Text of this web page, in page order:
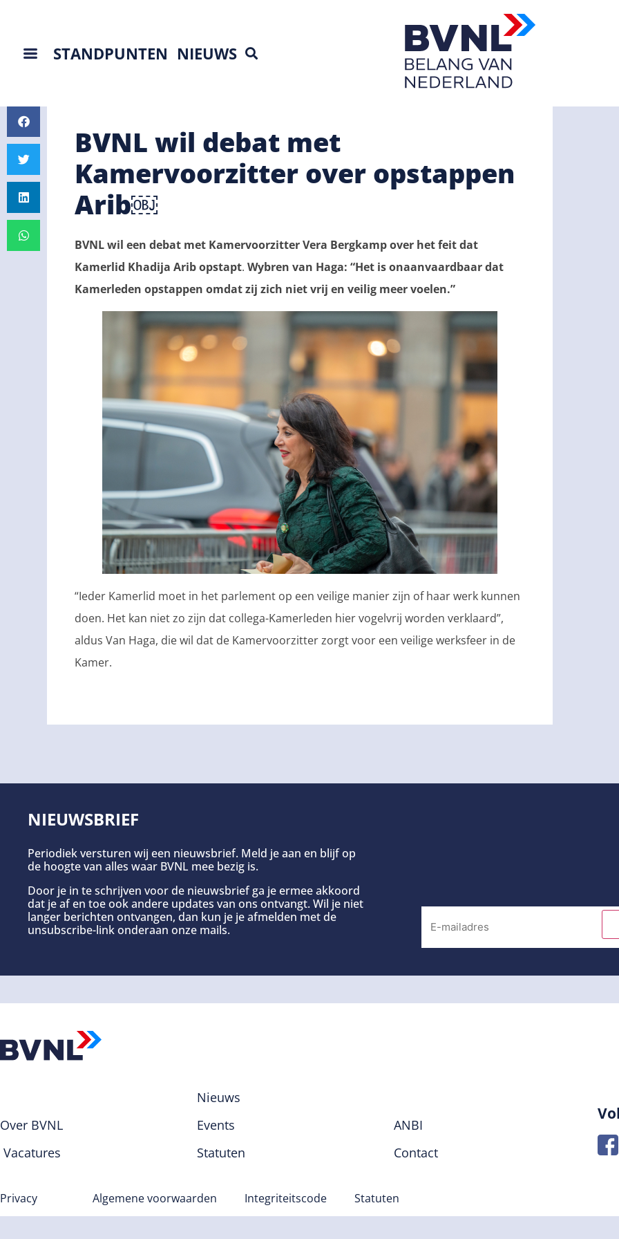
STANDPUNTEN NIEUWS
BVNL wil debat met
Kamervoorzitter over opstappen
Arib￼
BVNL wil een debat met Kamervoorzitter Vera Bergkamp over het feit dat
Kamerlid Khadija Arib opstapt. Wybren van Haga: “Het is onaanvaardbaar dat
Kamerleden opstappen omdat zij zich niet vrij en veilig meer voelen.”
“Ieder Kamerlid moet in het parlement op een veilige manier zijn of haar werk kunnen
doen. Het kan niet zo zijn dat collega-Kamerleden hier vogelvrij worden verklaard”,
aldus Van Haga, die wil dat de Kamervoorzitter zorgt voor een veilige werksfeer in de
Kamer.
NIEUWSBRIEF
Periodiek versturen wij een nieuwsbrief. Meld je aan en blijf op
de hoogte van alles waar BVNL mee bezig is.
Door je in te schrijven voor de nieuwsbrief ga je ermee akkoord
dat je af en toe ook andere updates van ons ontvangt. Wil je niet
langer berichten ontvangen, dan kun je je afmelden met de
unsubscribe-link onderaan onze mails.
Over BVNL
Vacatures
Nieuws
Events
Statuten
ANBI
Contact
Privacy Algemene voorwaarden Integriteitscode Statuten